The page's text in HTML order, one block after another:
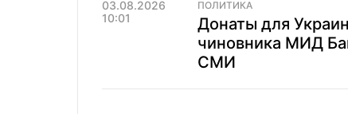
03.08.2026
10:01
ПОЛИТИКА
Донаты для
чиновника МИД
СМИ